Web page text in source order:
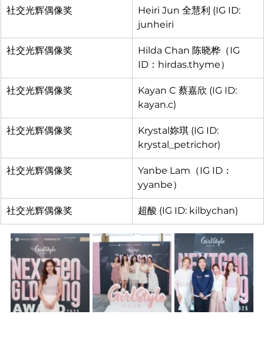
社交光辉偶像奖
Heiri Jun 全慧利 (IG ID:
junheiri
社交光辉偶像奖
Hilda Chan 陈晓桦（IG
ID：hirdas.thyme）
社交光辉偶像奖
Kayan C 蔡嘉欣 (IG ID:
kayan.c)
社交光辉偶像奖
Krystal妳琪 (IG ID:
krystal_petrichor)
社交光辉偶像奖
Yanbe Lam（IG ID：
yyanbe）
社交光辉偶像奖 超酸 (IG ID: kilbychan)